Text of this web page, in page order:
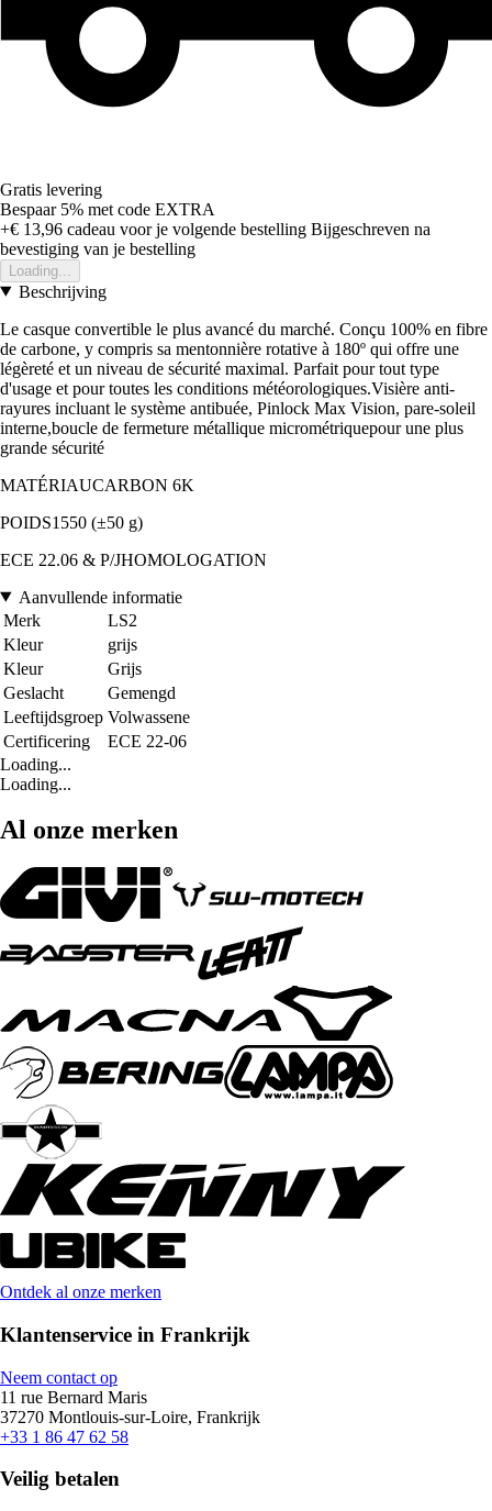
Gratis levering
Bespaar 5% met code EXTRA
+€ 13,96 cadeau voor je volgende bestelling Bijgeschreven na
bevestiging van je bestelling
Loading...
Beschrijving
Le casque convertible le plus avancé du marché. Conçu 100% en fibre
de carbone, y compris sa mentonnière rotative à 180º qui offre une
légèreté et un niveau de sécurité maximal. Parfait pour tout type
d'usage et pour toutes les conditions météorologiques.Visière anti-
rayures incluant le système antibuée, Pinlock Max Vision, pare-soleil
interne,boucle de fermeture métallique micrométriquepour une plus
grande sécurité
MATÉRIAUCARBON 6K
POIDS1550 (±50 g)
ECE 22.06 & P/JHOMOLOGATION
Aanvullende informatie
Merk
LS2
Kleur
grijs
Kleur
Grijs
Geslacht
Gemengd
Leeftijdsgroep Volwassene
Certificering
ECE 22-06
Loading...
Loading...
Al onze merken
Ontdek al onze merken
Klantenservice in Frankrijk
Neem contact op
11 rue Bernard Maris
37270 Montlouis-sur-Loire, Frankrijk
+33 1 86 47 62 58
Veilig betalen